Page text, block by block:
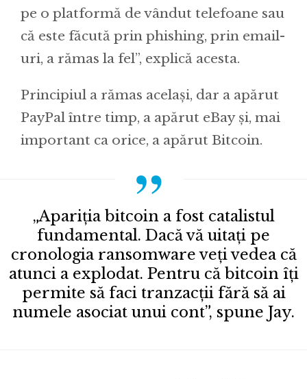
pe o platformă de vândut telefoane sau
că este făcută prin phishing, prin email-
uri, a rămas la fel”, explică acesta.
Principiul a rămas același, dar a apărut
PayPal între timp, a apărut eBay și, mai
important ca orice, a apărut Bitcoin.
„Apariția bitcoin a fost catalistul
fundamental. Dacă vă uitați pe
cronologia ransomware veți vedea că
atunci a explodat. Pentru că bitcoin îți
permite să faci tranzacții fără să ai
numele asociat unui cont”, spune Jay.